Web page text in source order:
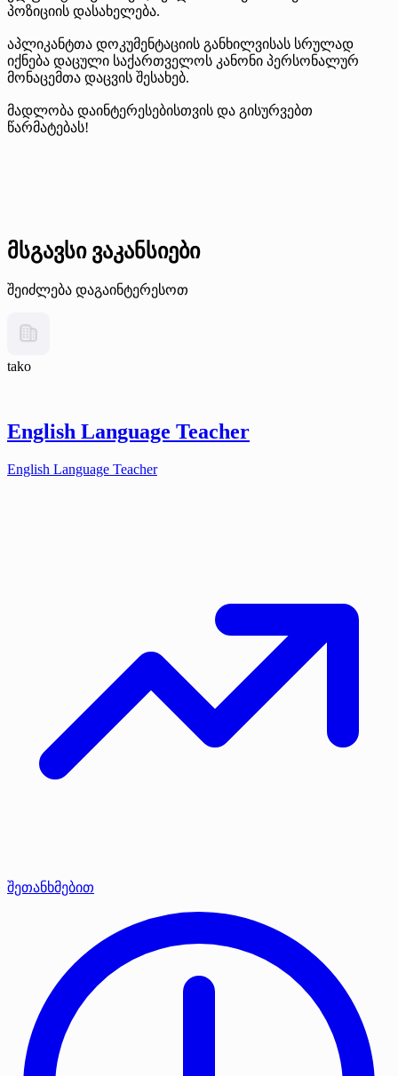
პოზიციის დასახელება.
აპლიკანტთა დოკუმენტაციის განხილვისას სრულად
იქნება დაცული საქართველოს კანონი პერსონალურ
მონაცემთა დაცვის შესახებ.
მადლობა დაინტერესებისთვის და გისურვებთ
წარმატებას!
მსგავსი ვაკანსიები
შეიძლება დაგაინტერესოთ
tako
English Language Teacher
English Language Teacher
შეთანხმებით